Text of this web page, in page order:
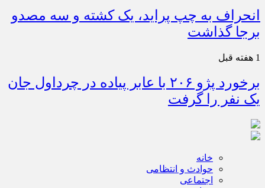
انحراف به چپ پراید، یک کشته و سه مصدو
برجا گذاشت
1 هفته قبل
برخورد پژو ۲۰۶ با عابر پیاده در چرداول جان
یک نفر را گرفت
خانه
حوادث و انتظامی
اجتماعی